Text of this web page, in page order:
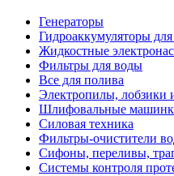
Генераторы
Гидроаккумуляторы для
Жидкостные
Фильтры для воды
Все для полива
Электропилы, лобзики
Шлифовальные
Силовая техника
Фильтры-очистители
Сифоны, переливы,
Системы контроля